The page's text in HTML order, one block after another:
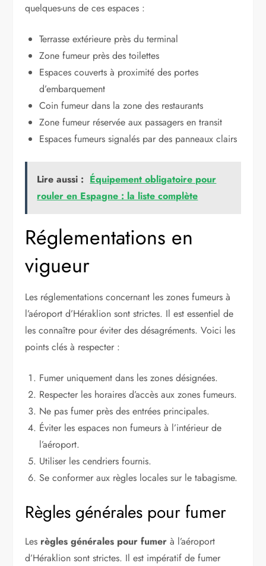
quelques-uns de ces espaces :
Terrasse extérieure près du terminal
Zone fumeur près des toilettes
Espaces couverts à proximité des portes
d’embarquement
Coin fumeur dans la zone des restaurants
Zone fumeur réservée aux passagers en transit
Espaces fumeurs signalés par des panneaux clairs
Lire aussi : Équipement obligatoire pour
rouler en Espagne : la liste complète
Réglementations en
vigueur
Les réglementations concernant les zones fumeurs à
l’aéroport d’Héraklion sont strictes. Il est essentiel de
les connaître pour éviter des désagréments. Voici les
points clés à respecter :
Fumer uniquement dans les zones désignées.
Respecter les horaires d’accès aux zones fumeurs.
Ne pas fumer près des entrées principales.
Éviter les espaces non fumeurs à l’intérieur de
l’aéroport.
Utiliser les cendriers fournis.
Se conformer aux règles locales sur le tabagisme.
Règles générales pour fumer
Les règles générales pour fumer à l’aéroport
d’Héraklion sont strictes. Il est impératif de fumer